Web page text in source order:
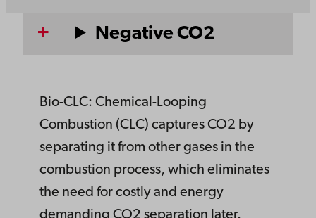
Negative CO2
Bio-CLC: Chemical-Looping
Combustion (CLC) captures CO2 by
separating it from other gases in the
combustion process, which eliminates
the need for costly and energy
demanding CO2 separation later.